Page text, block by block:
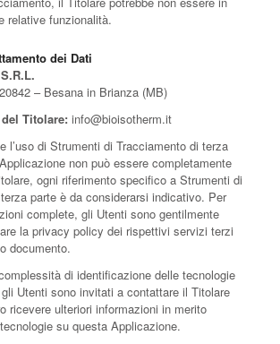
relative funzionalità.
dei Dati
– Besana in Brianza (MB)
Titolare: info@bioisotherm.it
l’uso di Strumenti di Tracciamento di terza
non può essere completamente
ogni riferimento specifico a Strumenti di
parte è da considerarsi indicativo. Per
complete, gli Utenti sono gentilmente
la privacy policy dei rispettivi servizi terzi
documento.
di identificazione delle tecnologie
Utenti sono invitati a contattare il Titolare
ricevere ulteriori informazioni in merito
su questa Applicazione.